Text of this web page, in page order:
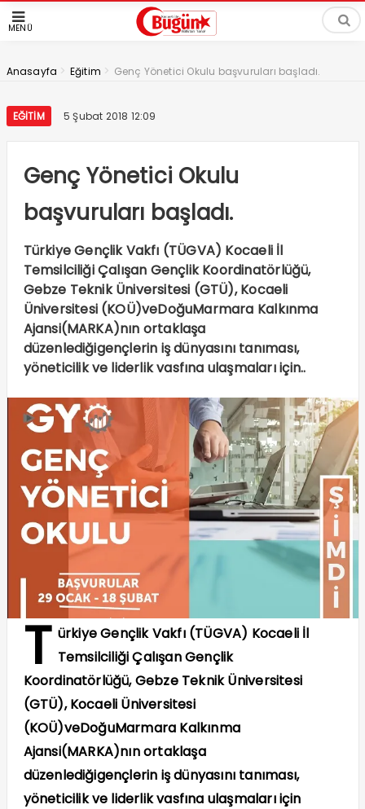
MENÜ
Anasayfa > Eğitim > Genç Yönetici Okulu başvuruları başladı.
EĞITIM 5 Şubat 2018 12:09
Genç Yönetici Okulu
başvuruları başladı.
Türkiye Gençlik Vakfı (TÜGVA) Kocaeli İl
Temsilciliği Çalışan Gençlik Koordinatörlüğü,
Gebze Teknik Üniversitesi (GTÜ), Kocaeli
Üniversitesi (KOÜ)veDoğuMarmara Kalkınma
Ajansi(MARKA)nın ortaklaşa
düzenlediğigençlerin iş dünyasını tanıması,
yöneticilik ve liderlik vasfına ulaşmaları için..
T ürkiye Gençlik Vakfı (TÜGVA) Kocaeli İl
Temsilciliği Çalışan Gençlik
Koordinatörlüğü, Gebze Teknik Üniversitesi
(GTÜ), Kocaeli Üniversitesi
(KOÜ)veDoğuMarmara Kalkınma
Ajansi(MARKA)nınortaklaşa
düzenlediğigençlerin iş dünyasını tanıması,
yöneticilik ve liderlik vasfına ulaşmaları için